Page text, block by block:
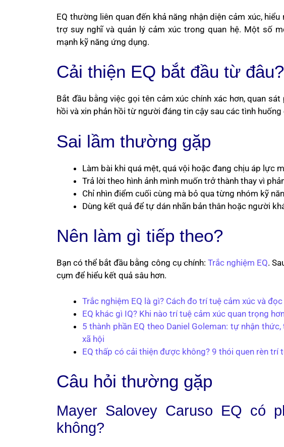
EQ thường liên quan đến khả năng nhận diện cảm xúc,
trợ suy nghĩ và quản lý cảm xúc trong quan hệ. Một số
mạnh kỹ năng ứng dụng.
Cải thiện EQ bắt đầu từ đâu?
Bắt đầu bằng việc gọi tên cảm xúc chính xác hơn, quan
hồi và xin phản hồi từ người đáng tin cậy sau các tình
Sai lầm thường gặp
Làm bài khi quá mệt, quá vội hoặc đang chịu áp lực
Trả lời theo hình ảnh mình muốn trở thành thay vì
Chỉ nhìn điểm cuối cùng mà bỏ qua từng nhóm kỹ
Dùng kết quả để tự dán nhãn bản thân hoặc người
Nên làm gì tiếp theo?
Bạn có thể bắt đầu bằng công cụ chính: Trắc nghiệm EQ.
cụm để hiểu kết quả sâu hơn.
Trắc nghiệm EQ là gì? Cách đo trí tuệ cảm xúc và
EQ khác gì IQ? Khi nào trí tuệ cảm xúc quan trọng
5 thành phần EQ theo Daniel Goleman: tự nhận
xã hội
EQ thấp có cải thiện được không? 9 thói quen rèn trí
Câu hỏi thường gặp
Mayer Salovey Caruso EQ có
không?